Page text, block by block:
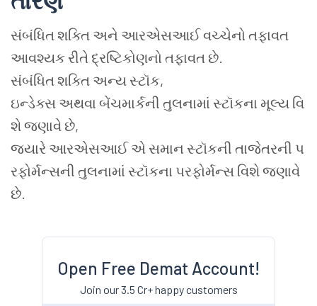
સંબંધિત શક્તિ અને આરએસઆઈ વચ્ચેનો તફાવત
આવશ્યક રીતે દ્રષ્ટિકોણનો તફાવત છે.
સંબંધિત શક્તિ અન્ય સ્ટૉક,
ઇન્ડેક્સ અથવા બેંચમાર્કની તુલનામાં સ્ટૉકના મૂલ્ય વિ
શે જણાવે છે,
જ્યારે આરએસઆઈ એ સમાન સ્ટૉકની તાજેતરની પ
રફોર્મન્સની તુલનામાં સ્ટૉકના પરફોર્મન્સ વિશે જણાવે
છે.
Open Free Demat Account!
Join our 3.5 Cr+ happy customers